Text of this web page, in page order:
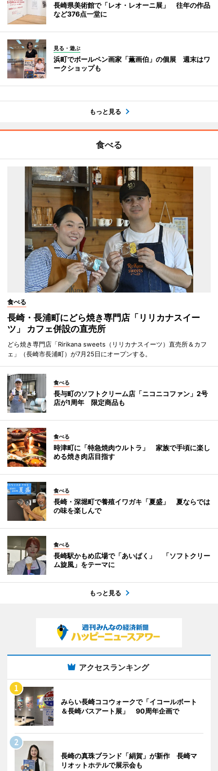
長崎県美術館で「レオ・レオーニ展」 往年の作品
など376点一堂に
見る・遊ぶ
浜町でボールペン画家「薫画伯」の個展 週末はワ
ークショップも
もっと見る
食べる
食べる
長崎・長浦町にどら焼き専門店「リリカナスイー
ツ」 カフェ併設の直売所
どら焼き専門店「Ririkana sweets（リリカナスイーツ）直売所＆カフ
ェ」（長崎市長浦町）が7月25日にオープンする。
食べる
長与町のソフトクリーム店「ニコニコファン」2号
店が1周年 限定商品も
食べる
時津町に「特急焼肉ウルトラ」 家族で手頃に楽し
める焼き肉店目指す
食べる
長崎・深堀町で養殖イワガキ「夏盛」 夏ならでは
の味を楽しんで
食べる
長崎駅かもめ広場で「あいぱく」 「ソフトクリー
ム旋風」をテーマに
もっと見る
アクセスランキング
みらい長崎ココウォークで「イコールボート
＆長崎バスアート展」 90周年企画で
長崎の真珠ブランド「絹賀」が新作 長崎マ
リオットホテルで展示会も